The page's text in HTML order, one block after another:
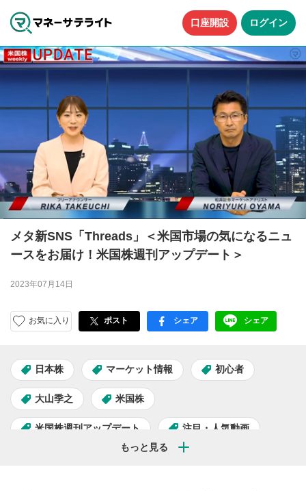
口座開設 ログイン
メタ新SNS「Threads」＜米国市場の気になるニュ
ースをお届け！米国株週刊アップデート＞
2023年07月14日
お気に入り ポスト facebook
シェア LINE
シェア
日本株 マーケット情報 初心者
大山季之 米国株
米国株週刊アップデート 注目・人気動画